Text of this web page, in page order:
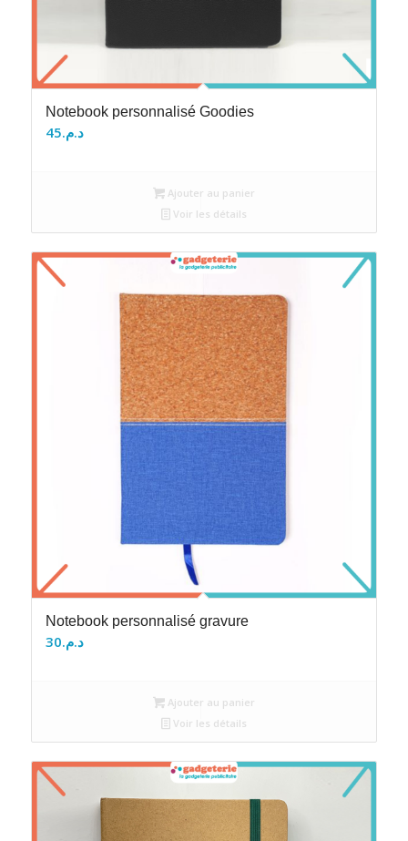
Notebook personnalisé Goodies
د.م.45
Ajouter au panier
Voir les détails
Notebook personnalisé gravure
د.م.30
Ajouter au panier
Voir les détails